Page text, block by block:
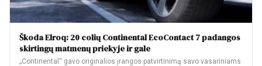
Škoda Elroq: 20 colių Continental EcoContact 7 padangos
skirtingų matmenų priekyje ir gale
„Continental“ gavo originalios įrangos patvirtinimą savo vasariniams